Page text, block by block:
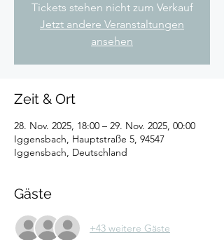
Tickets stehen nicht zum Verkauf
Jetzt andere Veranstaltungen
ansehen
Zeit & Ort
28. Nov. 2025, 18:00 – 29. Nov. 2025, 00:00
Iggensbach, Hauptstraße 5, 94547
Iggensbach, Deutschland
Gäste
+43 weitere Gäste